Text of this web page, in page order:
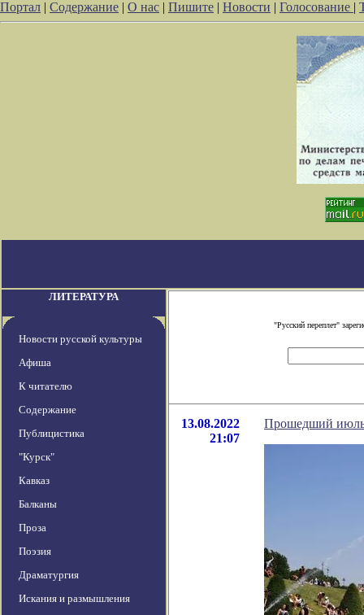
Портал | Содержание | О нас | Пишите | Новости | Голосование |
ЛИТЕРАТУРА
Новости русской культуры
Афиша
К читателю
Содержание
Публицистика
"Курск"
Кавказ
Балканы
Проза
Поэзия
Драматургия
Искания и размышления
"Русский переплет"
13.08.2022
21:07
Прошедший июль